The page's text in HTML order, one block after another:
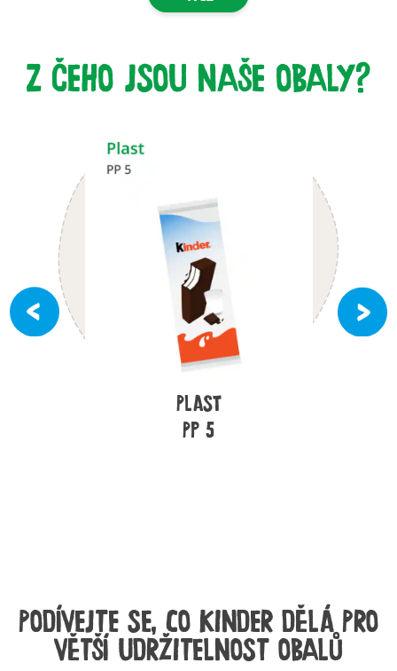
Z ČEHO JSOU NAŠE OBALY?
Plast
PP 5
PODÍVEJTE SE, CO KINDER DĚLÁ PRO
VĚTŠÍ UDRŽITELNOST OBALŮ